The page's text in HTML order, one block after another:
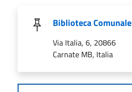
Biblioteca Comunale
Via Italia, 6, 20866
Carnate MB, Italia